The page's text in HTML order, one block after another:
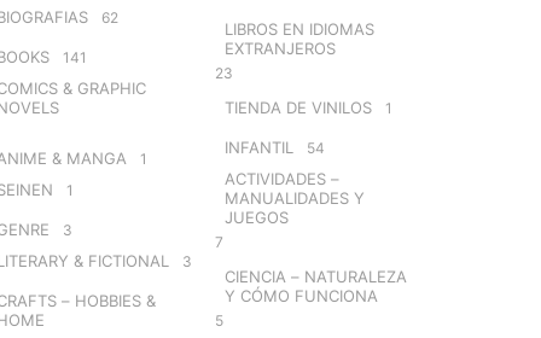
62
141
& GRAPHIC
& MANGA 1
1
3
& FICTIONAL 3
– HOBBIES &
LIBROS EN IDIOMAS
EXTRANJEROS
23
TIENDA DE VINILOS 1
INFANTIL 54
ACTIVIDADES –
MANUALIDADES Y
JUEGOS
7
CIENCIA – NATURALEZA
Y CÓMO FUNCIONA
5